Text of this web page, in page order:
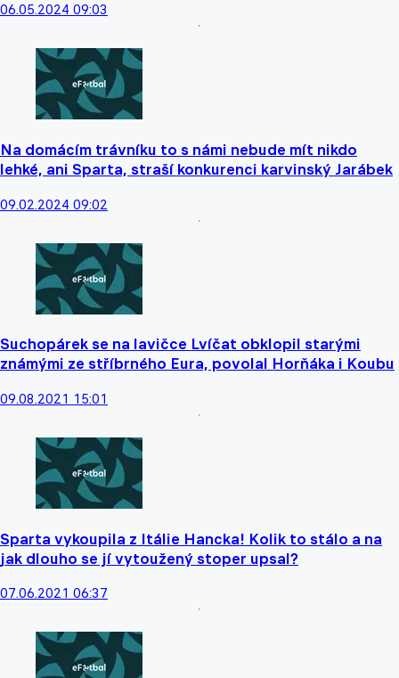
06.05.2024 09:03
Na domácím trávníku to s námi nebude mít nikdo
lehké, ani Sparta, straší konkurenci karvinský Jarábek
09.02.2024 09:02
Suchopárek se na lavičce Lvíčat obklopil starými
známými ze stříbrného Eura, povolal Horňáka i Koubu
09.08.2021 15:01
Sparta vykoupila z Itálie Hancka! Kolik to stálo a na
jak dlouho se jí vytoužený stoper upsal?
07.06.2021 06:37